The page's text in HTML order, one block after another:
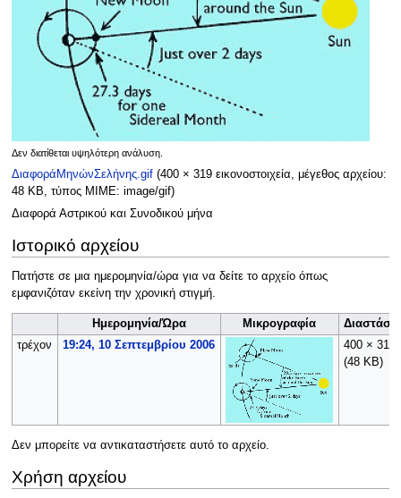
Δεν διατίθεται υψηλότερη ανάλυση.
ΔιαφοράΜηνώνΣελήνης.gif (400 × 319 εικονοστοιχεία, μέγεθος αρχείου:
48 KB, τύπος MIME: image/gif)
Διαφορά Αστρικού και Συνοδικού μήνα
Ιστορικό αρχείου
Πατήστε σε μια ημερομηνία/ώρα για να δείτε το αρχείο όπως
εμφανιζόταν εκείνη την χρονική στιγμή.
Ημερομηνία/Ώρα Μικρογραφία
τρέχον
19:24, 10 Σεπτεμβρίου 2006
400 × 319
(48 KB)
Δεν μπορείτε να αντικαταστήσετε αυτό το αρχείο.
Χρήση αρχείου